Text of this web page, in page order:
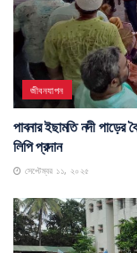
জীবনযাপন
পাবনার ইছামতি নদী পাড়ের
লিপি প্রদান
সেপ্টেম্বর ১১, ২০২৫